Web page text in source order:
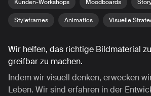
Kunden-Workshops Moodboards
Styleframes Animatics Visuelle
Wir helfen, das richtige Bildmaterial
greifbar zu machen.
Indem wir visuell denken, erwecken
Leben. Wir sind erfahren in der